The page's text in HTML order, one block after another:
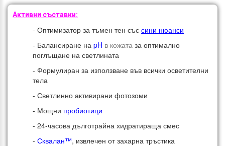
Активни съставки:
- Оптимизатор за тъмен тен със сини нюанси
- Балансиране на pH в кожата за оптимално
поглъщане на светлината
- Формулиран за използване във всички осветителни
тела
- Светлинно активирани фотозоми
- Мощни пробиотици
- 24-часова дълготрайна хидратираща смес
- Сквалан™, извлечен от захарна тръстика